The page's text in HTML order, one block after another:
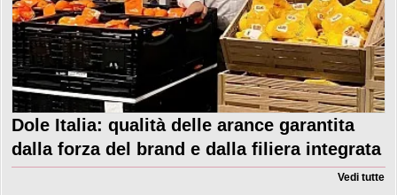
Dole Italia: qualità delle arance garantita
dalla forza del brand e dalla filiera integrata
Vedi tutte